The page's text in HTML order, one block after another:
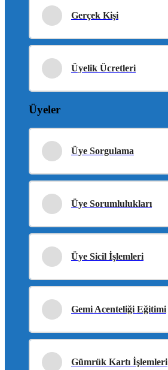
Gerçek Kişi
Üyelik Ücretleri
Üyeler
Üye Sorgulama
Üye Sorumlulukları
Üye Sicil İşlemleri
Gemi Acenteliği Eğitimi
Gümrük Kartı İşlemleri